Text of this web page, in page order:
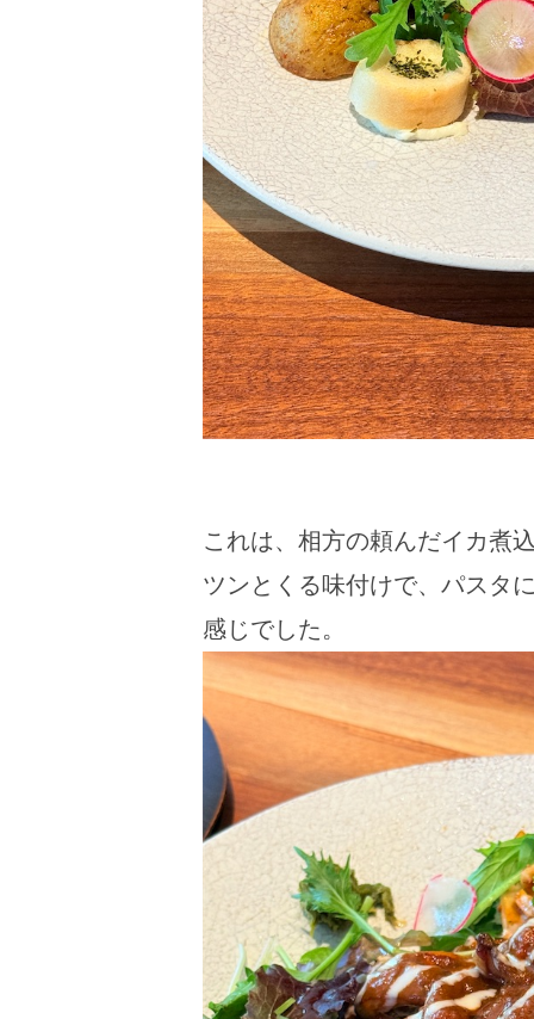
これは、相方の頼んだイカ煮
ツンとくる味付けで、パスタ
感じでした。